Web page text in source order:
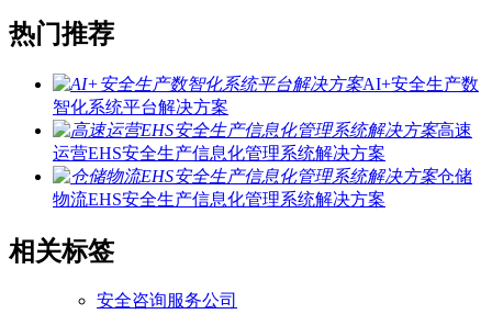
热门推荐
AI+安全生产数
智化系统平台解决方案
高速
运营EHS安全生产信息化管理系统解决方案
仓储
物流EHS安全生产信息化管理系统解决方案
相关标签
安全咨询服务公司